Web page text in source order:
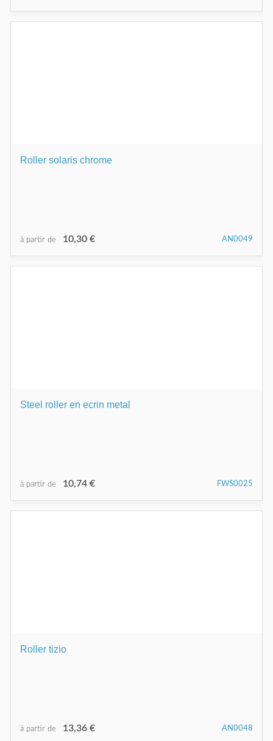
Roller solaris chrome
à partir de 10,30 € AN0049
Steel roller en ecrin metal
à partir de 10,74 € FWS0025
Roller tizio
à partir de 13,36 € AN0048